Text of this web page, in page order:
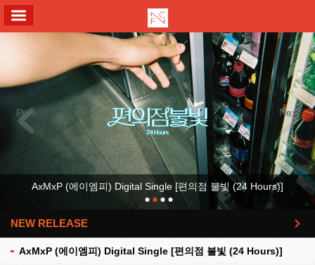
Previous Next
AxMxP (에이엠피) Digital Single [편의점 불빛 (24 Hours)]
NEW RELEASE
AxMxP (에이엠피) Digital Single [편의점 불빛 (24 Hours)]
더보기